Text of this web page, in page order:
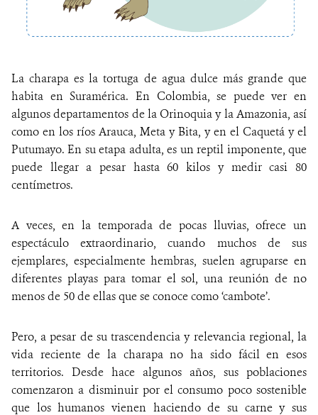
La charapa es la tortuga de agua dulce más grande que
habita en Suramérica. En Colombia, se puede ver en
algunos departamentos de la Orinoquia y la Amazonia, así
como en los ríos Arauca, Meta y Bita, y en el Caquetá y el
Putumayo. En su etapa adulta, es un reptil imponente, que
puede llegar a pesar hasta 60 kilos y medir casi 80
centímetros.
A veces, en la temporada de pocas lluvias, ofrece un
espectáculo extraordinario, cuando muchos de sus
ejemplares, especialmente hembras, suelen agruparse en
diferentes playas para tomar el sol, una reunión de no
menos de 50 de ellas que se conoce como ‘cambote’.
Pero, a pesar de su trascendencia y relevancia regional, la
vida reciente de la charapa no ha sido fácil en esos
territorios. Desde hace algunos años, sus poblaciones
comenzaron a disminuir por el consumo poco sostenible
que los humanos vienen haciendo de su carne y sus